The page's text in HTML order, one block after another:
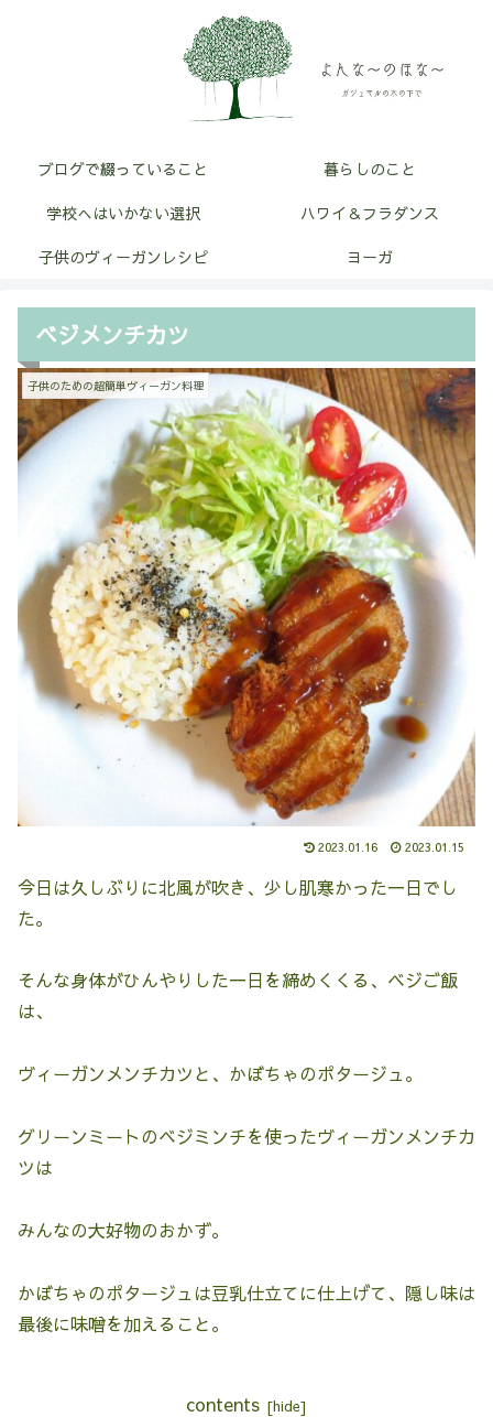
ブログで綴っていること
暮らしのこと
学校へはいかない選択
ハワイ＆フラダンス
子供のヴィーガンレシピ
ヨーガ
ベジメンチカツ
子供のための超簡単ヴィーガン料理
2023.01.16 2023.01.15
今日は久しぶりに北風が吹き、少し肌寒かった一日でし
た。
そんな身体がひんやりした一日を締めくくる、ベジご飯
は、
ヴィーガンメンチカツと、かぼちゃのポタージュ。
グリーンミートのベジミンチを使ったヴィーガンメンチカ
ツは
みんなの大好物のおかず。
かぼちゃのポタージュは豆乳仕立てに仕上げて、隠し味は
最後に味噌を加えること。
contents